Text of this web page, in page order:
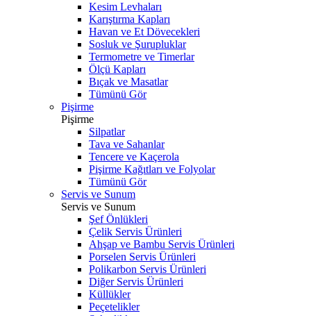
Kesim Levhaları
Karıştırma Kapları
Havan ve Et Dövecekleri
Sosluk ve Şurupluklar
Termometre ve Timerlar
Ölçü Kapları
Bıçak ve Masatlar
Tümünü Gör
Pişirme
Pişirme
Silpatlar
Tava ve Sahanlar
Tencere ve Kaçerola
Pişirme Kağıtları ve Folyolar
Tümünü Gör
Servis ve Sunum
Servis ve Sunum
Şef Önlükleri
Çelik Servis Ürünleri
Ahşap ve Bambu Servis Ürünleri
Porselen Servis Ürünleri
Polikarbon Servis Ürünleri
Diğer Servis Ürünleri
Küllükler
Peçetelikler